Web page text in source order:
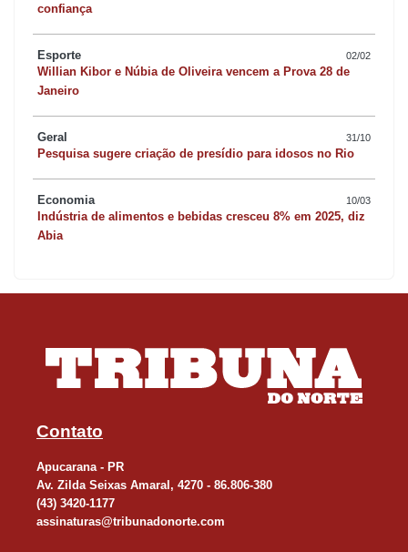
confiança
Esporte 02/02
Willian Kibor e Núbia de Oliveira vencem a Prova 28 de
Janeiro
Geral 31/10
Pesquisa sugere criação de presídio para idosos no Rio
Economia 10/03
Indústria de alimentos e bebidas cresceu 8% em 2025, diz
Abia
Contato
Apucarana - PR
Av. Zilda Seixas Amaral, 4270 - 86.806-380
(43) 3420-1177
assinaturas@tribunadonorte.com